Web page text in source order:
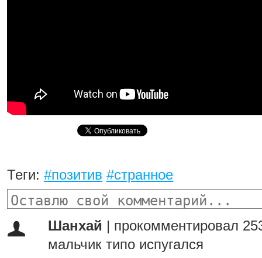
Теги: #позитив #странное
Шанхай
прокомментировал
мальчик типо испугался